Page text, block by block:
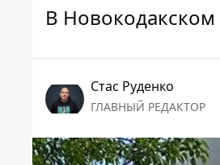
В
Стаc Руденко
ГЛАВНЫЙ РЕДАКТОР